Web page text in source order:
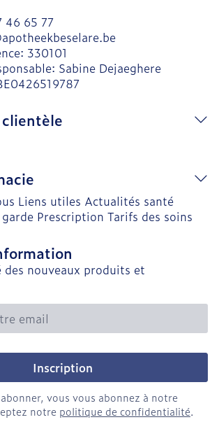
46 65 77
apotheekbeselare.be
330101
Sabine Dejaeghere
Liens utiles Actualités santé
Prescription Tarifs des soins
des nouveaux produits et
Inscription
vous vous abonnez à notre
notre politique de confidentialité.